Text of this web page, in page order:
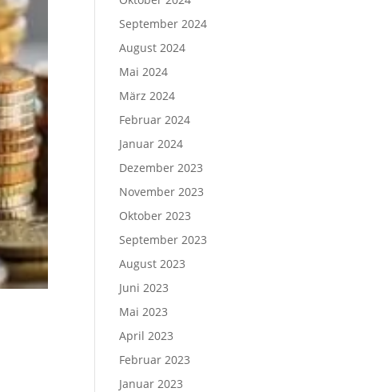
September 2024
August 2024
Mai 2024
März 2024
Februar 2024
Januar 2024
Dezember 2023
November 2023
Oktober 2023
September 2023
August 2023
Juni 2023
Mai 2023
April 2023
Februar 2023
Januar 2023